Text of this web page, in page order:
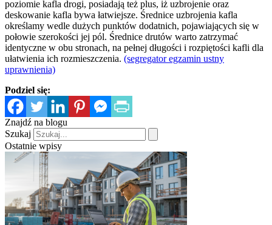
poziomie kafla drogi, posiadają też plus, iż uzbrojenie oraz
deskowanie kafla bywa łatwiejsze. Średnice uzbrojenia kafla
określamy wedle dużych punktów dodatnich, pojawiających się w
połowie szerokości jej pól. Średnice drutów warto zatrzymać
identyczne w obu stronach, na pełnej długości i rozpiętości kafli dla
ułatwienia ich rozmieszczenia. (segregator egzamin ustny
uprawnienia)
Podziel się:
Znajdź na blogu
Szukaj
Ostatnie wpisy